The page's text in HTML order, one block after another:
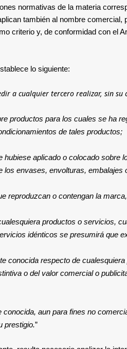
normativas de la materia
también al nombre
criterio y, de conformidad con el
lo siguiente:
a cualquier tercero realizar, sin su
productos para los cuales se ha
de tales productos;
aplicado o colocado
envases, envolturas,
reproduzcan o contengan la
productos o servicios,
idénticos se presumirá que
conocida respecto de
o del valor comercial o
aun para fines no
prestigio.”